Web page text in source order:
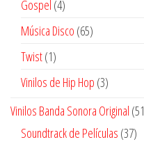
Gospel 44
productos
Música Disco 6565
Twist 11
producto
Vinilos de Hip Hop 33
Vinilos Banda Sonora Original 51
Soundtrack de Películas 3737